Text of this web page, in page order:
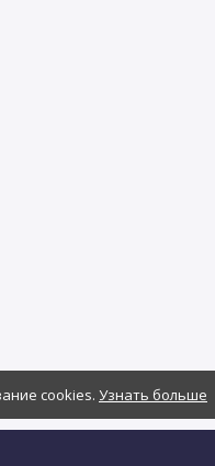
cookies. Узнать больше